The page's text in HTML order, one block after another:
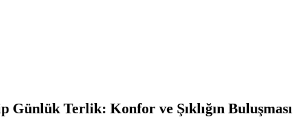
Günlük Terlik: Konfor ve Şıklığın Buluşması